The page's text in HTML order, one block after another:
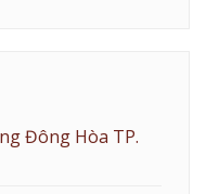
Đông Hòa TP.